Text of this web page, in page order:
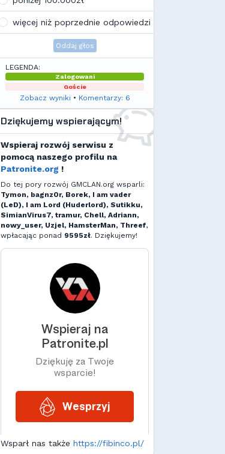
K Kamilek
Ale klimat tu znowu wrócić!
więcej niż poprzednie odpowiedzi
Oddaj głos
LEGENDA:
Zalogowani
Goście
Zobacz wyniki • Komentarzy: 6
Dziękujemy wspierającym!
Wspieraj rozwój serwisu z
pomocą naszego profilu na
Patronite.org !
Do tej pory rozwój GMCLAN.org wsparli:
Tymon, bagnz0r, Borek, I am vader
(LeD), I am Lord (Huderlord), Sutikku,
SimianVirus7, tramur, Chell, Adriann,
nowy_user, Uzjel, HamsterMan, Threef,
wpłacając ponad 9595zł. Dziękujemy!
Wsparł nas także https://fibinco.pl/